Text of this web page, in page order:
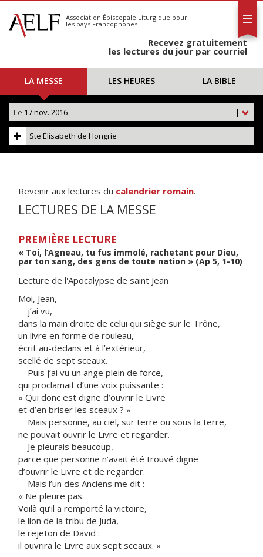
S'abonner
Calendrier
Association Épiscopale Liturgique pour
les pays Francophones
Recevez gratuitement
les lectures du jour par courriel
LA MESSE LES HEURES LA BIBLE
|
Le 17 nov. 2016
Ste Elisabeth de Hongrie
Revenir aux lectures du calendrier romain.
LECTURES DE LA MESSE
PREMIÈRE LECTURE
« Toi, l’Agneau, tu fus immolé, rachetant pour Dieu,
par ton sang, des gens de toute nation » (Ap 5, 1-10)
Lecture de l'Apocalypse de saint Jean
Moi, Jean,
j’ai vu,
dans la main droite de celui qui siège sur le Trône,
un livre en forme de rouleau,
écrit au-dedans et à l’extérieur,
scellé de sept sceaux.
Puis j’ai vu un ange plein de force,
qui proclamait d’une voix puissante :
« Qui donc est digne d’ouvrir le Livre
et d’en briser les sceaux ? »
Mais personne, au ciel, sur terre ou sous la terre,
ne pouvait ouvrir le Livre et regarder.
Je pleurais beaucoup,
parce que personne n’avait été trouvé digne
d’ouvrir le Livre et de regarder.
Mais l’un des Anciens me dit :
« Ne pleure pas.
Voilà qu’il a remporté la victoire,
le lion de la tribu de Juda,
le rejeton de David :
il ouvrira le Livre aux sept sceaux. »